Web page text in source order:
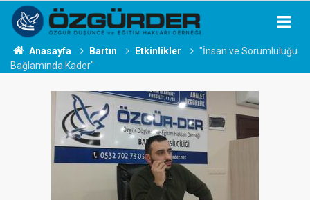
Anasayfa Bartın Etkinlikler
"İnsan ve Sorumluluğu
Bağlamında Kader"